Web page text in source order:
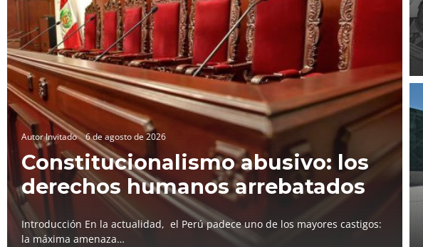
Autor Invitado 6 de agosto de 2026
Constitucionalismo abusivo: los
derechos humanos arrebatados
Introducción En la actualidad, el Perú padece uno de los mayores castigos:
la máxima amenaza…